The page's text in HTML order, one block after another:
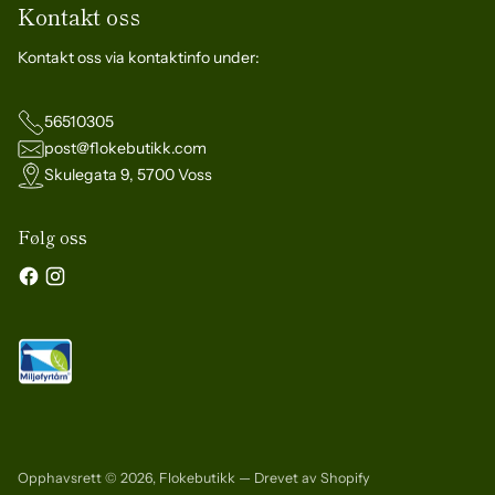
Kontakt oss
Kontakt oss via kontaktinfo under:
56510305
post@flokebutikk.com
Skulegata 9, 5700 Voss
Følg oss
Opphavsrett © 2026, Flokebutikk — Drevet av Shopify